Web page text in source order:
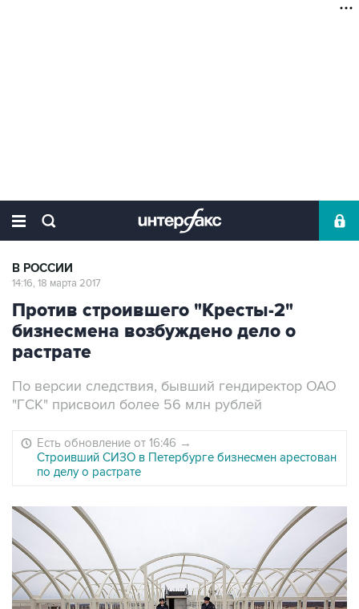
В РОССИИ
14:16, 18 марта 2017
Против строившего "Кресты-2"
бизнесмена возбуждено дело о
растрате
По версии следствия, бывший гендиректор ОАО
"ГСК" присвоил более 56 млн рублей
Есть обновление от 16:46 →
Строивший СИЗО в Петербурге бизнесмен арестован
по делу о растрате